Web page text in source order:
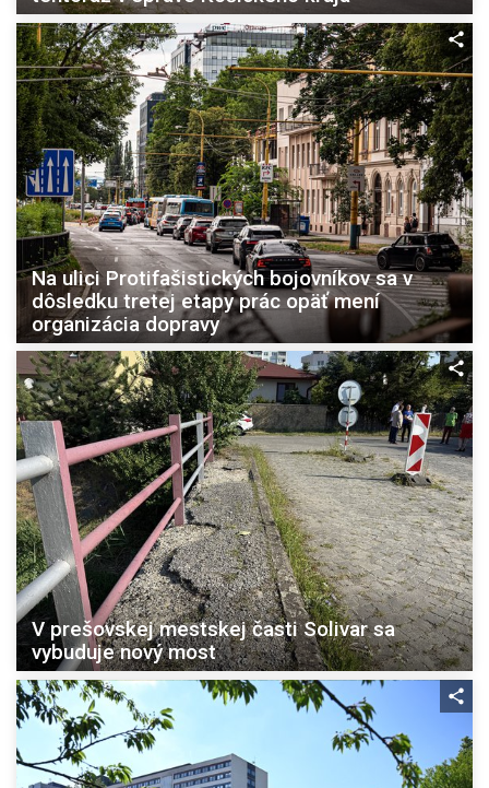
Na ulici Protifašistických bojovníkov sa v
dôsledku tretej etapy prác opäť mení
organizácia dopravy
V prešovskej mestskej časti Solivar sa
vybuduje nový most